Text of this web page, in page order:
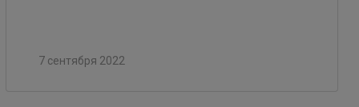
7 сентября 2022